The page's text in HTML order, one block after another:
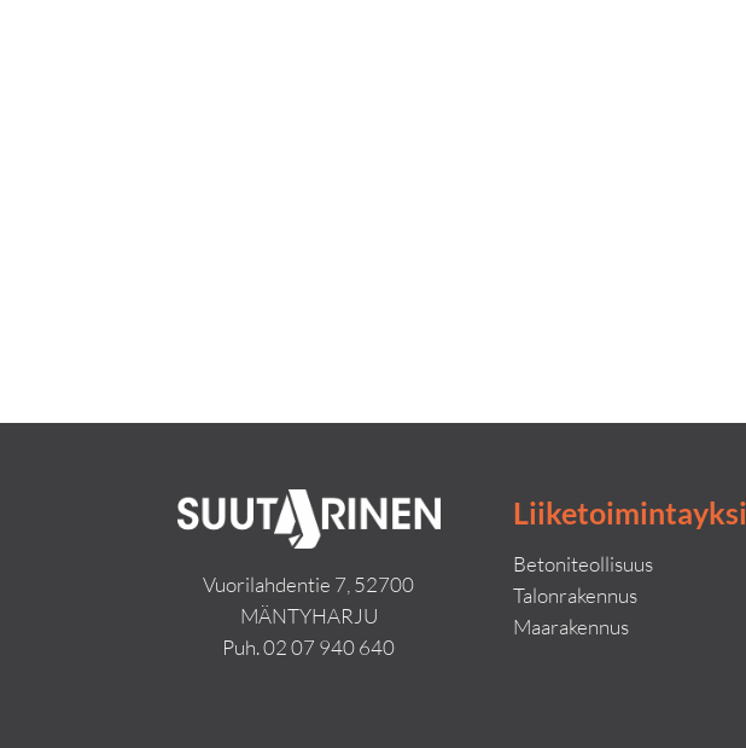
Vuorilahdentie 7, 52700
MÄNTYHARJU
Puh.02 07 940 640
Betoniteollisuus
Talonrakennus
Maarakennus